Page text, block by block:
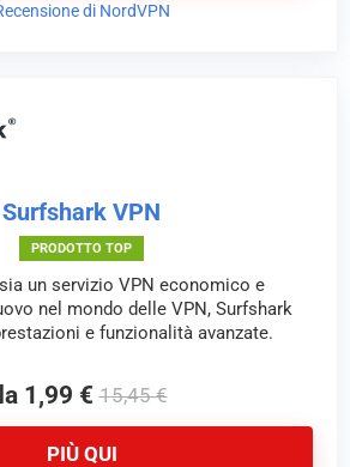
di NordVPN
Surfshark VPN
PRODOTTO TOP
un servizio VPN economico e
nel mondo delle VPN, Surfshark
e funzionalità avanzate.
1,99 € 15,45 €
PIÙ QUI